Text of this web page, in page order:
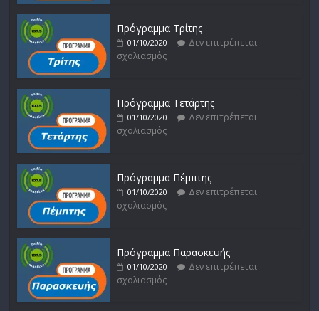
Πρόγραμμα Τρίτης
01/10/2020
Δεν επιτρέπεται
σχολιασμός
Πρόγραμμα Τετάρτης
01/10/2020
Δεν επιτρέπεται
σχολιασμός
Πρόγραμμα Πέμπτης
01/10/2020
Δεν επιτρέπεται
σχολιασμός
Πρόγραμμα Παρασκευής
01/10/2020
Δεν επιτρέπεται
σχολιασμός